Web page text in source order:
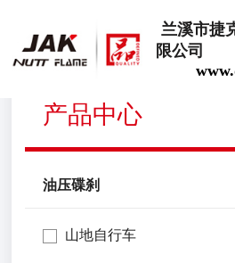
兰溪市捷
限公司
产品中心
油压碟刹
山地自行车